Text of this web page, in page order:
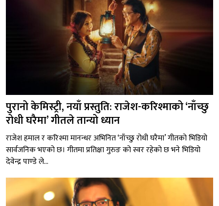
पुरानो केमिस्ट्री, नयाँ प्रस्तुति: राजेश-करिश्माको ‘नाँच्छु
रोधी घरैमा’ गीतले तान्यो ध्यान
राजेश हमाल र करिश्मा मानन्धर अभिनित ‘नाँच्छु रोधी घरैमा’ गीतको भिडियो
सार्वजनिक भएको छ। गीतमा प्रतिक्षा गुरुङ को स्वर रहेको छ भने भिडियो
देवेन्द्र पाण्डे ले...